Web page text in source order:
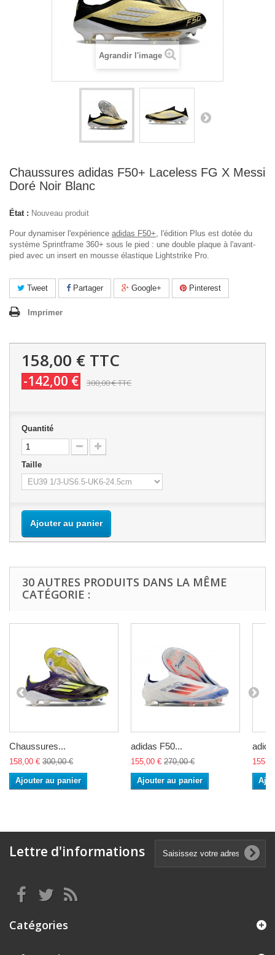
Agrandir l'image
Chaussures adidas F50+ Laceless FG X Messi
Doré Noir Blanc
État : Nouveau produit
Pour dynamiser l'expérience adidas F50+, l'édition Plus est dotée du
système Sprintframe 360+ sous le pied : une double plaque à l'avant-
pied avec un insert en mousse élastique Lightstrike Pro.
Tweet Partager Google+ Pinterest
Imprimer
158,00 € TTC
-142,00 € 300,00 €TTC
Quantité
Taille
Ajouter au panier
30 AUTRES PRODUITS DANS LA MÊME
CATÉGORIE :
Chaussures...
158,00 € 300,00 €
Ajouter au panier
adidas F50...
155,00 € 270,00 €
Ajouter au panier
Lettre d'informations
Catégories